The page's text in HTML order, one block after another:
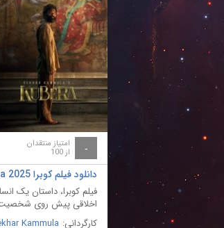
- امتیاز منتقدان
از 100
دانلود فیلم کوبرا Kuberaa 2025 با دوبله فارسی
فیلم کوبرا، داستان یک
اخلاقی پیش روی
کارگردانی: Kammula